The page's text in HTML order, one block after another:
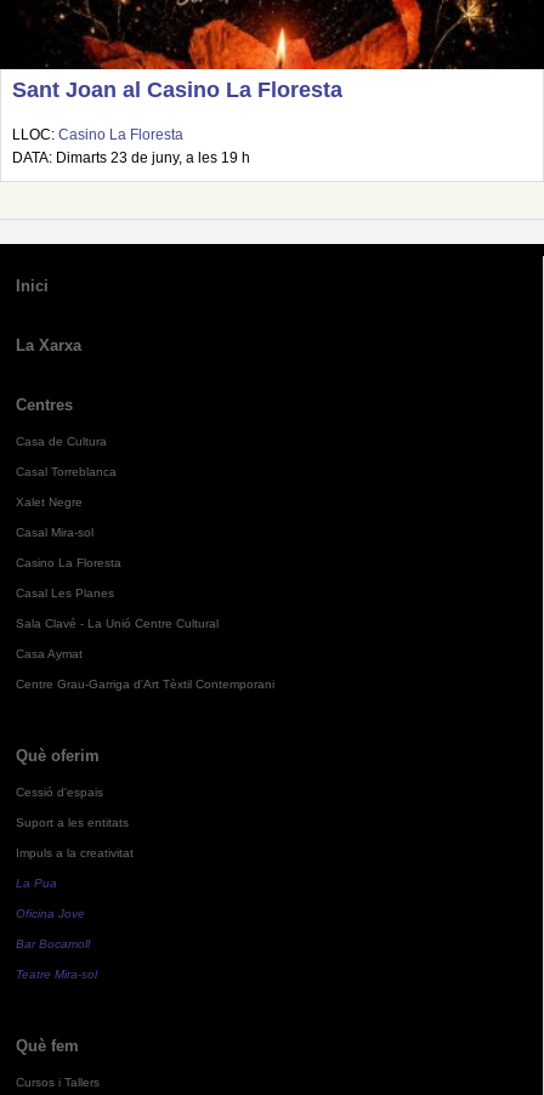
Sant Joan al Casino La Floresta
LLOC: Casino La Floresta
DATA: Dimarts 23 de juny, a les 19 h
Inici
La Xarxa
Centres
Casa de Cultura
Casal Torreblanca
Xalet Negre
Casal Mira-sol
Casino La Floresta
Casal Les Planes
Sala Clavé - La Unió Centre Cultural
Casa Aymat
Centre Grau-Garriga d'Art Tèxtil Contemporani
Què oferim
Cessió d'espais
Suport a les entitats
Impuls a la creativitat
La Pua
Oficina Jove
Bar Bocamoll
Teatre Mira-sol
Què fem
Cursos i Tallers